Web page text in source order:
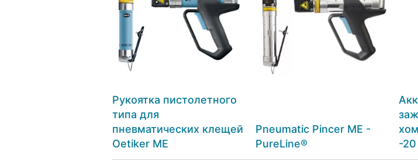
Рукоятка пистолетного
типа для
пневматических клещей
Oetiker ME
Pneumatic Pincer ME -
PureLine®
-20